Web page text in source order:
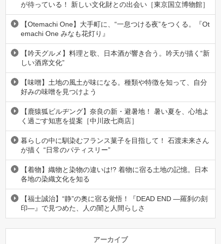
が待っている！ 新しい文化財との出会い［東京国立博物館］
【Otemachi One】大手町に、“一息つける夜”をつくる。『Ot
emachi One みなも花灯り』
【吟天グルメ】料理と歌、日本酒が響き合う。吟天が描く“新
しい酒席文化”
【味噌】土地の風土が味になる。種類や特徴を知って、自分
好みの味噌を見つけよう
【鹿猿狐ビルヂング】奈良の新・避暑地！ 暑い夏を、心地よ
く過ごす知恵を提案［中川政七商店］
暮らしの中に馴染むフランス菓子を目指して！ 石渡未来さん
が描く “日常のパティスリー”
【着物】織物と染物の違いは!? 着物に宿る土地の記憶。日本
各地の染織文化を知る
【福士誠治】“静”の奥に宿る覚悟！『DEAD END ―羅刹の刻
印―』で見つめた、人の闇と人間らしさ
アーカイブ